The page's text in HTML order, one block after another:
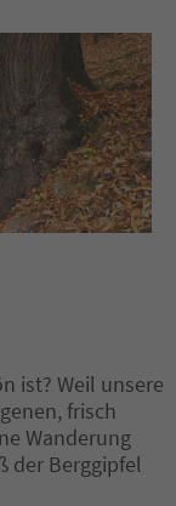
ist? Weil unsere
frisch
Wanderung
der Berggipfel